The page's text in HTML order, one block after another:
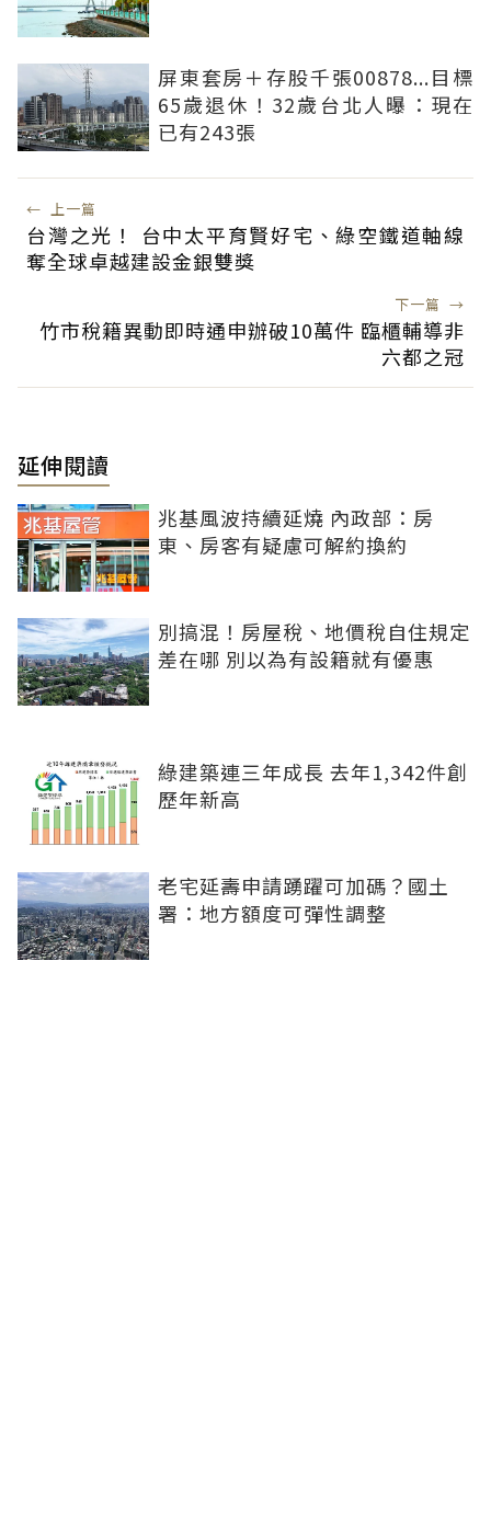
屏東套房＋存股千張00878...目標
65歲退休！32歲台北人曝：現在
已有243張
← 上一篇
台灣之光！ 台中太平育賢好宅、綠空鐵道軸線
奪全球卓越建設金銀雙獎
下一篇 →
竹市稅籍異動即時通申辦破10萬件 臨櫃輔導非
六都之冠
延伸閱讀
兆基風波持續延燒 內政部：房
東、房客有疑慮可解約換約
別搞混！房屋稅、地價稅自住規定
差在哪 別以為有設籍就有優惠
綠建築連三年成長 去年1,342件創
歷年新高
老宅延壽申請踴躍可加碼？國土
署：地方額度可彈性調整